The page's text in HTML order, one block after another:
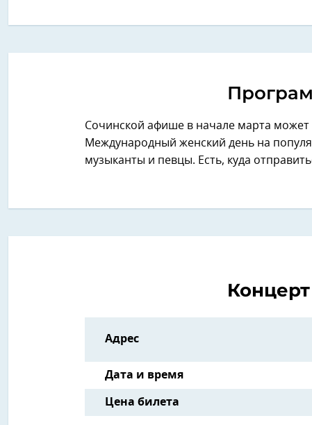
Сочинской афише в начале марта
Международный женский день на
музыканты и певцы. Есть, куда
Адрес
Дата и время
Цена билета